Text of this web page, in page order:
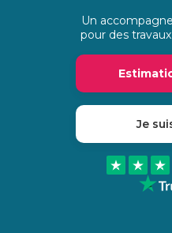
Un
pour des
Je